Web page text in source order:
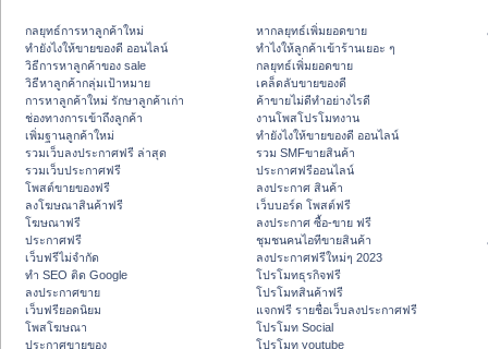
กลยุทธ์การหาลูกค้าใหม่
ทํายังไงให้ขายของดี ออนไลน์
วิธีการหาลูกค้าของ sale
วิธีหาลูกค้ากลุ่มเป้าหมาย
การหาลูกค้าใหม่ รักษาลูกค้าเก่า
ช่องทางการเข้าถึงลูกค้า
เพิ่มฐานลูกค้าใหม่
รวมเว็บลงประกาศฟรี ล่าสุด
รวมเว็บประกาศฟรี
โพสต์ขายของฟรี
ลงโฆษณาสินค้าฟรี
โฆษณาฟรี
ประกาศฟรี
เว็บฟรีไม่จำกัด
ทำ SEO ติด Google
ลงประกาศขาย
เว็บฟรียอดนิยม
โพสโฆษณา
ประกาศขายของ
หากลยุทธ์เพิ่มยอดขาย
ทําไงให้ลูกค้าเข้าร้านเยอะ ๆ
กลยุทธ์เพิ่มยอดขาย
เคล็ดลับขายของดี
ค้าขายไม่ดีทำอย่างไรดี
งานโพสโปรโมทงาน
ทํายังไงให้ขายของดี ออนไลน์
รวม SMFขายสินค้า
ประกาศฟรีออนไลน์
ลงประกาศ สินค้า
เว็บบอร์ด โพสต์ฟรี
ลงประกาศ ซื้อ-ขาย ฟรี
ชุมชนคนไอทีขายสินค้า
ลงประกาศฟรีใหม่ๆ 2023
โปรโมทธุรกิจฟรี
โปรโมทสินค้าฟรี
แจกฟรี รายชื่อเว็บลงประกาศฟรี
โปรโมท Social
โปรโมท youtube